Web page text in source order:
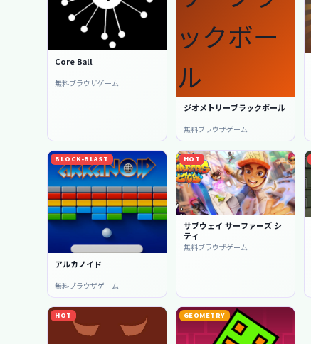
Core Ball
無料ブラウザゲーム
ジオメトリーブラックボール
無料ブラウザゲーム
BLOCK-BLAST
アルカノイド
無料ブラウザゲーム
HOT
サブウェイ サーファーズ シ
ティ
無料ブラウザゲーム
HOT GEOMETRY